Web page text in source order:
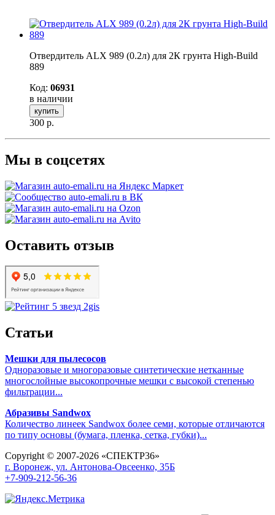
Отвердитель ALX 989 (0.2л) для 2К грунта High-Build
889
Код: 06931
в наличии
купить
300 р.
Мы в соцсетях
Оставить отзыв
Статьи
Мешки для пылесосов
Одноразовые и многоразовые синтетические нетканные
многослойные высокопрочные мешки с высокой степенью
фильтрации...
Абразивы Sandwox
Количество линеек Sandwox более семи, которые отличаются
по типу основы (бумага, пленка, сетка, губки)...
Copyright © 2007-2026 «СПЕКТР36»
г. Воронеж, ул. Антонова-Овсеенко, 35Б
+7-909-212-56-36